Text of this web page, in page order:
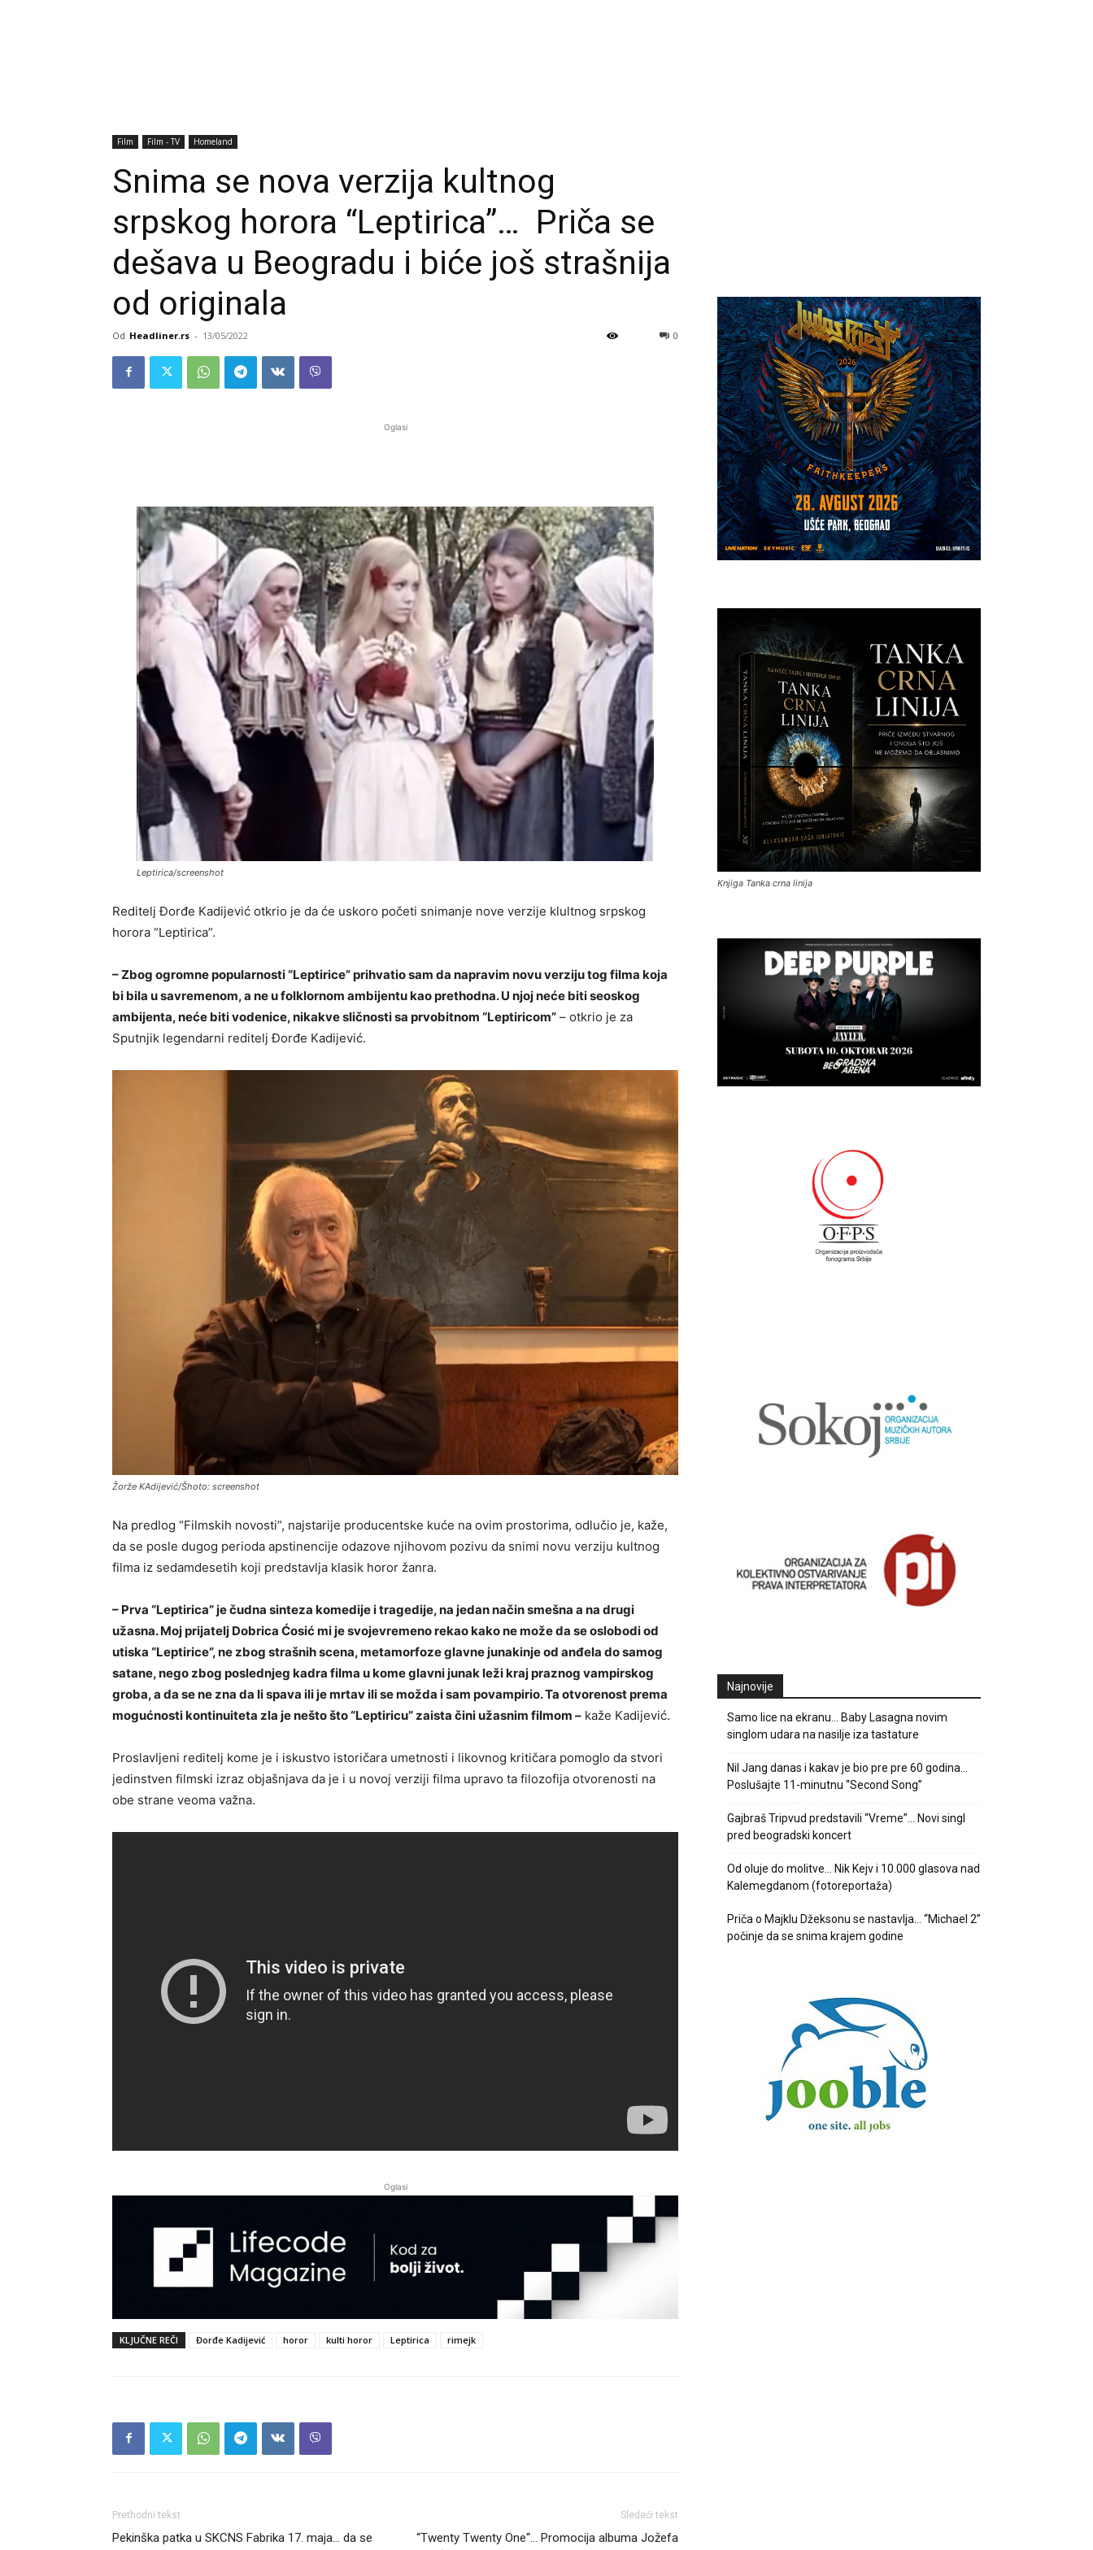
Film Film - TV Homeland
Snima se nova verzija kultnog
srpskog horora “Leptirica”… Priča se
dešava u Beogradu i biće još strašnija
od originala
Od Headliner.rs - 13/05/2022 0
Oglasi
Leptirica/screenshot
Reditelj Đorđe Kadijević otkrio je da će uskoro početi snimanje nove verzije klultnog srpskog
horora “Leptirica”.
– Zbog ogromne popularnosti “Leptirice” prihvatio sam da napravim novu verziju tog filma koja
bi bila u savremenom, a ne u folklornom ambijentu kao prethodna. U njoj neće biti seoskog
ambijenta, neće biti vodenice, nikakve sličnosti sa prvobitnom “Leptiricom” – otkrio je za
Sputnjik legendarni reditelj Đorđe Kadijević.
Žorže KAdijević/Šhoto: screenshot
Na predlog “Filmskih novosti”, najstarije producentske kuće na ovim prostorima, odlučio je, kaže,
da se posle dugog perioda apstinencije odazove njihovom pozivu da snimi novu verziju kultnog
filma iz sedamdesetih koji predstavlja klasik horor žanra.
– Prva “Leptirica” je čudna sinteza komedije i tragedije, na jedan način smešna a na drugi
užasna. Moj prijatelj Dobrica Ćosić mi je svojevremeno rekao kako ne može da se oslobodi od
utiska “Leptirice”, ne zbog strašnih scena, metamorfoze glavne junakinje od anđela do samog
satane, nego zbog poslednjeg kadra filma u kome glavni junak leži kraj praznog vampirskog
groba, a da se ne zna da li spava ili je mrtav ili se možda i sam povampirio. Ta otvorenost prema
mogućnosti kontinuiteta zla je nešto što “Leptiricu” zaista čini užasnim filmom – kaže Kadijević.
Proslavljeni reditelj kome je i iskustvo istoričara umetnosti i likovnog kritičara pomoglo da stvori
jedinstven filmski izraz objašnjava da je i u novoj verziji filma upravo ta filozofija otvorenosti na
obe strane veoma važna.
Oglasi
KLJUČNE REČI Đorđe Kadijević horor kulti horor Leptirica rimejk
Prethodni tekst
Pekinška patka u SKCNS Fabrika 17. maja… da se
Sledeći tekst
“Twenty Twenty One“… Promocija albuma Jožefa
Knjiga Tanka crna linija
Najnovije
Samo lice na ekranu… Baby Lasagna novim
singlom udara na nasilje iza tastature
Nil Jang danas i kakav je bio pre pre 60 godina…
Poslušajte 11-minutnu “Second Song”
Gajbraš Tripvud predstavili “Vreme”… Novi singl
pred beogradski koncert
Od oluje do molitve… Nik Kejv i 10.000 glasova nad
Kalemegdanom (fotoreportaža)
Priča o Majklu Džeksonu se nastavlja… “Michael 2”
počinje da se snima krajem godine